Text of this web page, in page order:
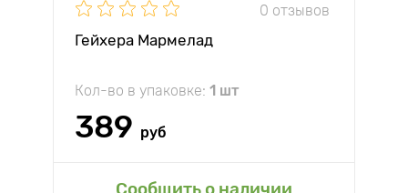
0 отзывов
Гейхера Мармелад
Кол-во в упаковке: 1 шт
389 руб